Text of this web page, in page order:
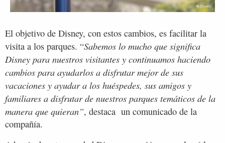
El objetivo de Disney, con estos cambios, es facilitar la
visita a los parques. “Sabemos lo mucho que significa
Disney para nuestros visitantes y continuamos haciendo
cambios para ayudarlos a disfrutar mejor de sus
vacaciones y ayudar a los huéspedes, sus amigos y
familiares a disfrutar de nuestros parques temáticos de la
manera que quieran”, destaca un comunicado de la
compañía.